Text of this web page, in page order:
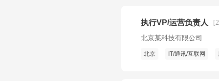
执行VP/运营负责人
北京某科技有限公司
北京 IT/通讯/互联网